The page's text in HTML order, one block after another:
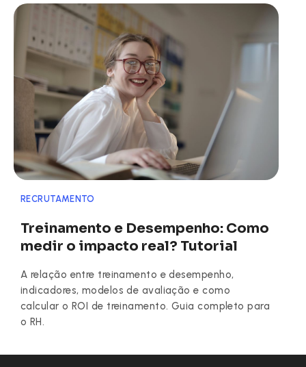
RECRUTAMENTO
Treinamento e Desempenho: Como
medir o impacto real? Tutorial
A relação entre treinamento e desempenho,
indicadores, modelos de avaliação e como
calcular o ROI de treinamento. Guia completo para
o RH.